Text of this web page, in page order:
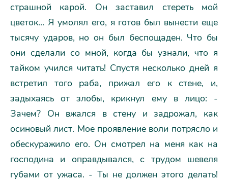
страшной карой. Он заставил стереть мой
цветок... Я умолял его, я готов был вынести еще
тысячу ударов, но он был беспощаден. Что бы
они сделали со мной, когда бы узнали, что я
тайком учился читать! Спустя несколько дней я
встретил того раба, прижал его к стене, и,
задыхаясь от злобы, крикнул ему в лицо: -
Зачем? Он вжался в стену и задрожал, как
осиновый лист. Мое проявление воли потрясло и
обескуражило его. Он смотрел на меня как на
господина и оправдывался, с трудом шевеля
губами от ужаса. - Ты не должен этого делать!